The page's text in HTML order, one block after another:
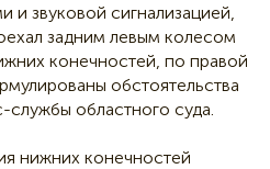
звуковой сигнализацией,
задним левым колесом
конечностей, по правой
обстоятельства
областного суда.
нижних конечностей